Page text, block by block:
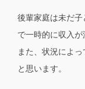
後輩家庭は未だ
で一時的に収入が
また、状況によ
と思います。